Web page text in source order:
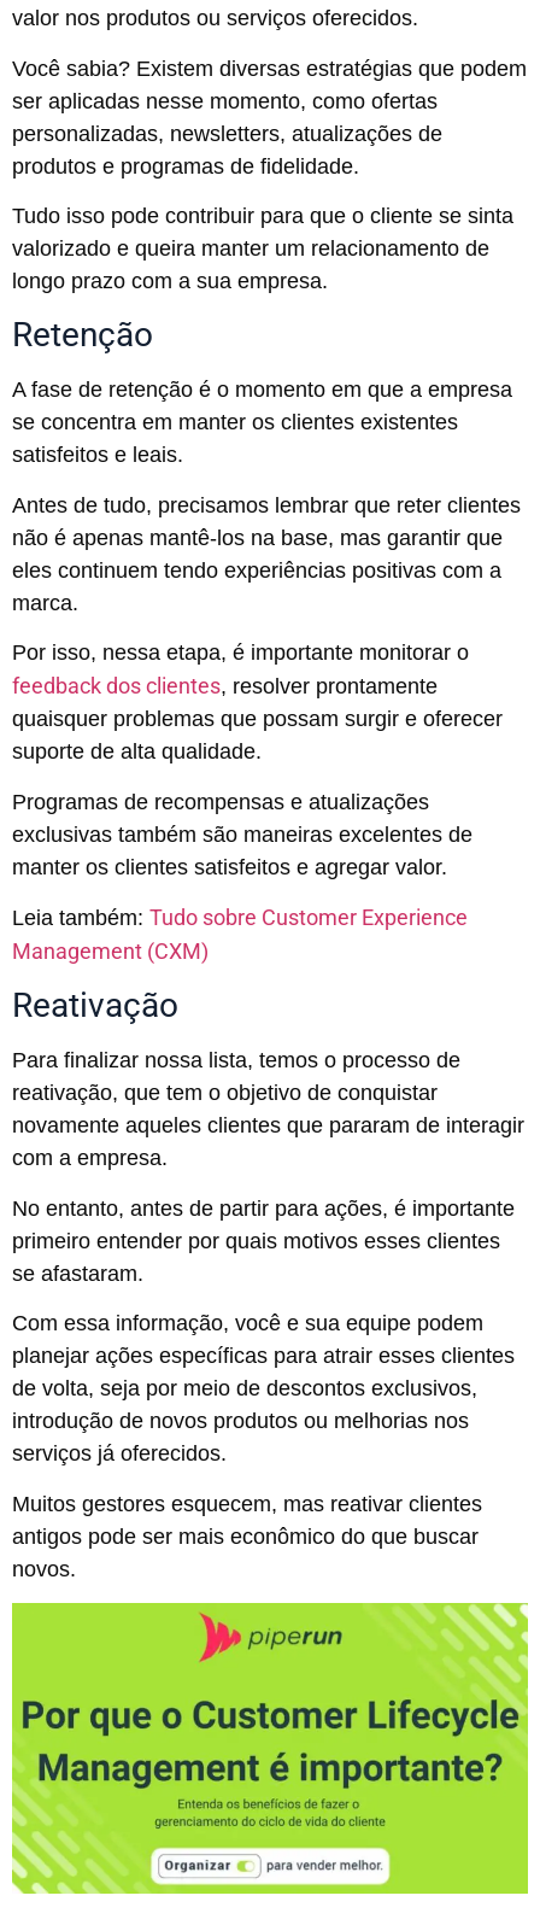
valor nos produtos ou serviços oferecidos.
Você sabia? Existem diversas estratégias que podem
ser aplicadas nesse momento, como ofertas
personalizadas, newsletters, atualizações de
produtos e programas de fidelidade.
Tudo isso pode contribuir para que o cliente se sinta
valorizado e queira manter um relacionamento de
longo prazo com a sua empresa.
Retenção
A fase de retenção é o momento em que a empresa
se concentra em manter os clientes existentes
satisfeitos e leais.
Antes de tudo, precisamos lembrar que reter clientes
não é apenas mantê-los na base, mas garantir que
eles continuem tendo experiências positivas com a
marca.
Por isso, nessa etapa, é importante monitorar o
feedback dos clientes, resolver prontamente
quaisquer problemas que possam surgir e oferecer
suporte de alta qualidade.
Programas de recompensas e atualizações
exclusivas também são maneiras excelentes de
manter os clientes satisfeitos e agregar valor.
Leia também: Tudo sobre Customer Experience
Management (CXM)
Reativação
Para finalizar nossa lista, temos o processo de
reativação, que tem o objetivo de conquistar
novamente aqueles clientes que pararam de interagir
com a empresa.
No entanto, antes de partir para ações, é importante
primeiro entender por quais motivos esses clientes
se afastaram.
Com essa informação, você e sua equipe podem
planejar ações específicas para atrair esses clientes
de volta, seja por meio de descontos exclusivos,
introdução de novos produtos ou melhorias nos
serviços já oferecidos.
Muitos gestores esquecem, mas reativar clientes
antigos pode ser mais econômico do que buscar
novos.